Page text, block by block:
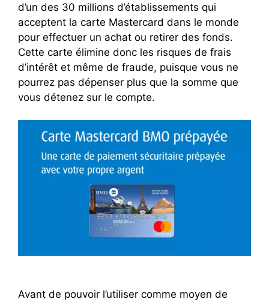
d’un des 30 millions d’établissements qui
acceptent la carte Mastercard dans le monde
pour effectuer un achat ou retirer des fonds.
Cette carte élimine donc les risques de frais
d’intérêt et même de fraude, puisque vous ne
pourrez pas dépenser plus que la somme que
vous détenez sur le compte.
Avant de pouvoir l’utiliser comme moyen de